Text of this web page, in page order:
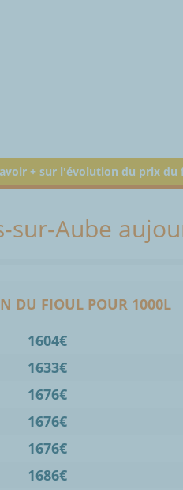
+ sur l'évolution du prix du
Aube
DU FIOUL POUR 1000L
1604€
1633€
1676€
1676€
1676€
1686€